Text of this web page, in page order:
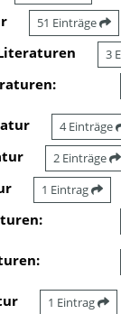
51 Einträge
3
4 Einträge
2 Einträge
1 Eintrag
1 Eintrag